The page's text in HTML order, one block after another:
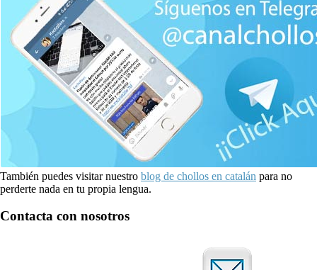
También puedes visitar nuestro blog de chollos en catalán para no
perderte nada en tu propia lengua.
Contacta con nosotros